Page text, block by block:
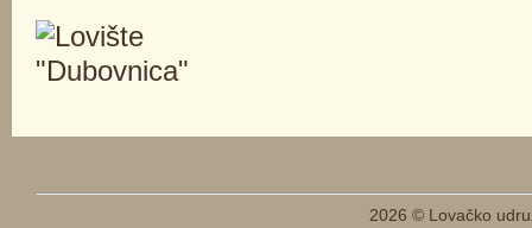
2026 © Lovačko